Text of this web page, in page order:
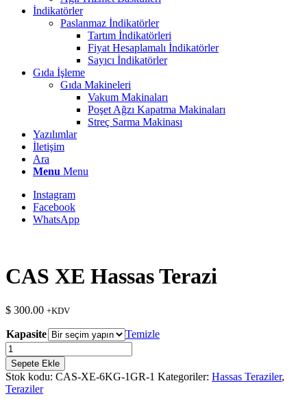
İndikatörler
Paslanmaz İndikatörler
Tartım İndikatörleri
Fiyat Hesaplamalı İndikatörler
Sayıcı İndikatörler
Gıda İşleme
Gıda Makineleri
Vakum Makinaları
Poşet Ağzı Kapatma Makinaları
Streç Sarma Makinası
Yazılımlar
İletişim
Ara
Menu Menu
Instagram
Facebook
WhatsApp
CAS XE Hassas Terazi
$ 300.00 +KDV
Kapasite
Temizle
CAS
XE
Hassas
Terazi
adet
Sepete Ekle
Stok kodu: CAS-XE-6KG-1GR-1 Kategoriler: Hassas Teraziler,
Teraziler